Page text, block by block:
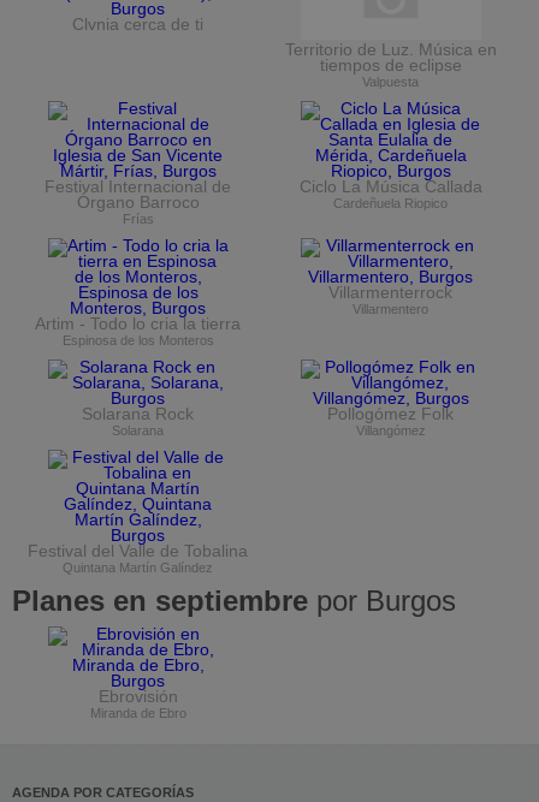
Clvnia cerca de ti
Territorio de Luz. Música en
tiempos de eclipse
Valpuesta
Festival Internacional de
Órgano Barroco
Frías
Ciclo La Música Callada
Cardeñuela Riopico
Artim - Todo lo cria la tierra
Espinosa de los Monteros
Villarmenterrock
Villarmentero
Solarana Rock
Solarana
Pollogómez Folk
Villangómez
Festival del Valle de Tobalina
Quintana Martín Galíndez
Planes en septiembre por Burgos
Ebrovisión
Miranda de Ebro
AGENDA POR CATEGORÍAS